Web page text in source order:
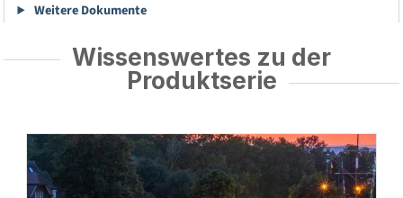
Weitere Dokumente
Wissenswertes zu der
Produktserie